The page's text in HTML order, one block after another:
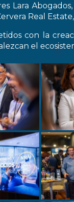
Lara
Real
con la
el